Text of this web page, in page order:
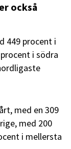
också
449 procent i
i södra
med en 309
med 200
i mellersta